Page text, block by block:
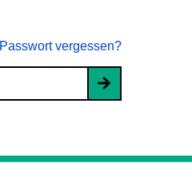
Passwort vergessen?